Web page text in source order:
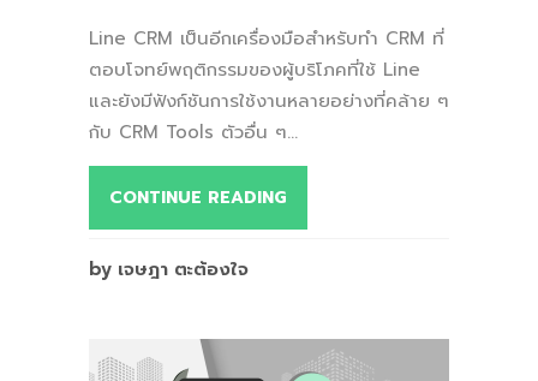
Line CRM เป็นอีกเครื่องมือสำหรับทำ CRM ที่
ตอบโจทย์พฤติกรรมของผู้บริโภคที่ใช้ Line
และยังมีฟังก์ชันการใช้งานหลายอย่างที่คล้าย ๆ
กับ CRM Tools ตัวอื่น ๆ...
CONTINUE READING
by เจษฎา ตะต้องใจ